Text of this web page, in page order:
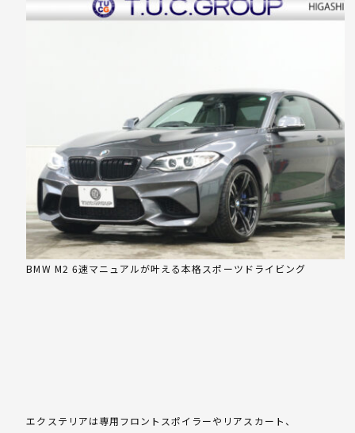
BMW M2 6速マニュアルが叶える本格スポーツドライビング
エクステリアは専用フロントスポイラーやリアスカート、